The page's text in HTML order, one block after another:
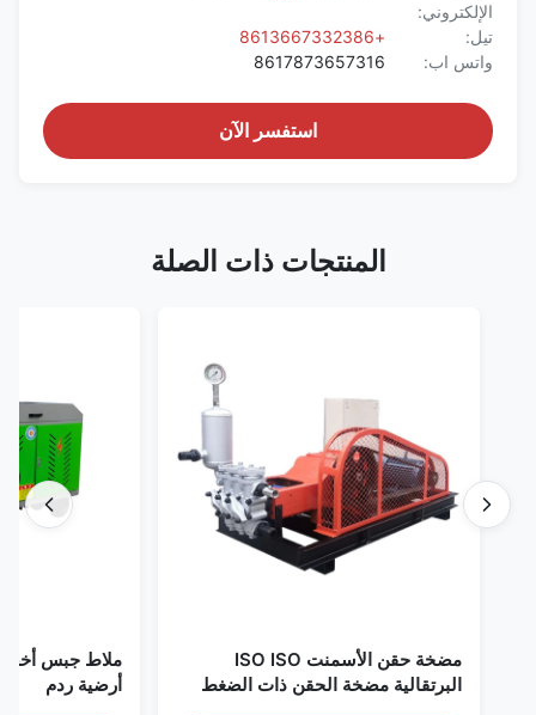
الإلكتروني:
واتس اب:
8617873657316
استفسر الآن
المنتجات ذات الصلة
مضخة حقن الأسمنت ISO ISO
البرتقالية مضخة الحقن ذات الضغط
أرضية ردم